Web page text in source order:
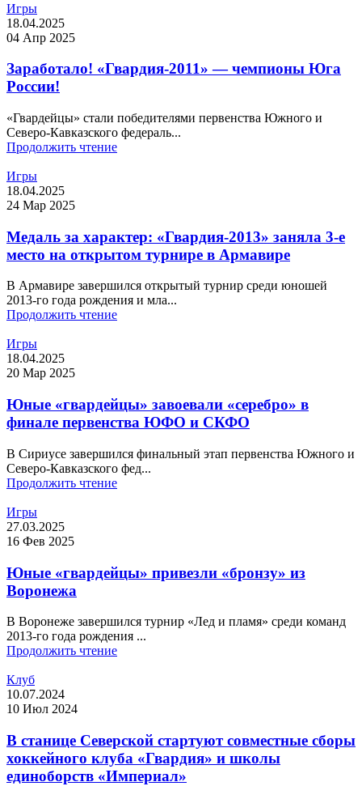
Игры
18.04.2025
04 Апр 2025
Заработало! «Гвардия-2011» — чемпионы Юга
России!
«Гвардейцы» стали победителями первенства Южного и
Северо-Кавказского федераль...
Продолжить чтение
Игры
18.04.2025
24 Мар 2025
Медаль за характер: «Гвардия-2013» заняла 3-е
место на открытом турнире в Армавире
В Армавире завершился открытый турнир среди юношей
2013-го года рождения и мла...
Продолжить чтение
Игры
18.04.2025
20 Мар 2025
Юные «гвардейцы» завоевали «серебро» в
финале первенства ЮФО и СКФО
В Сириусе завершился финальный этап первенства Южного и
Северо-Кавказского фед...
Продолжить чтение
Игры
27.03.2025
16 Фев 2025
Юные «гвардейцы» привезли «бронзу» из
Воронежа
В Воронеже завершился турнир «Лед и пламя» среди команд
2013-го года рождения ...
Продолжить чтение
Клуб
10.07.2024
10 Июл 2024
В станице Северской стартуют совместные сборы
хоккейного клуба «Гвардия» и школы
единоборств «Империал»